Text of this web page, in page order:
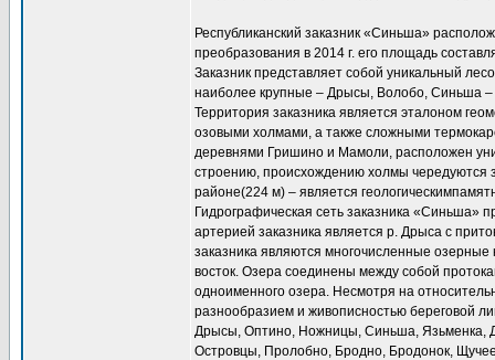
Республиканский заказник «Синьша»
преобразования в 2014 г. его площадь
Заказник представляет собой уникальный
наиболее крупные – Дрысы, Волобо, Синьша
Территория заказника является эталоном
озовыми холмами, а также сложными
деревнями Гришино и Мамоли, расположен
строению, происхождению холмы чередуются
районе(224 м) – является
Гидрографическая сеть заказника «Синьша»
артерией заказника является р. Дрыса с
заказника являются многочисленные
восток. Озера соединены между собой
одноименного озера. Несмотря на
разнообразием и живописностью береговой
Дрысы, Оптино, Ножницы, Синьша, Язьменка,
Островцы, Пролобно, Бродно, Бродонок,